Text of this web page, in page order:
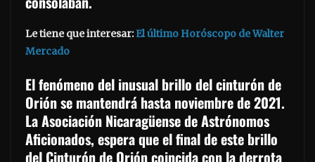
Le tiene que interesar:El último Horóscopo de Walter
Mercado
El fenómeno del inusual brillo del cinturón de
Orión se mantendrá hasta noviembre de 2021.
La Asociación Nicaragüense de Astrónomos
Aficionados, espera que el final de este brillo
del Cinturón de Orión coincida con la derrota